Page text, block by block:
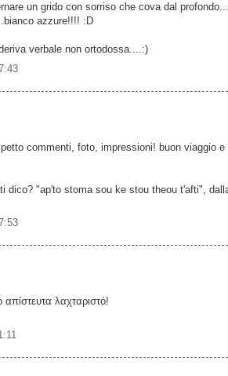
un grido con sorriso che cova dal
azzure!!!! :D
verbale non ortodossa....:)
commenti, foto, impressioni! buon viaggio
dico? "ap'to stoma sou ke stou theou t'afti",
λαχταριστό!